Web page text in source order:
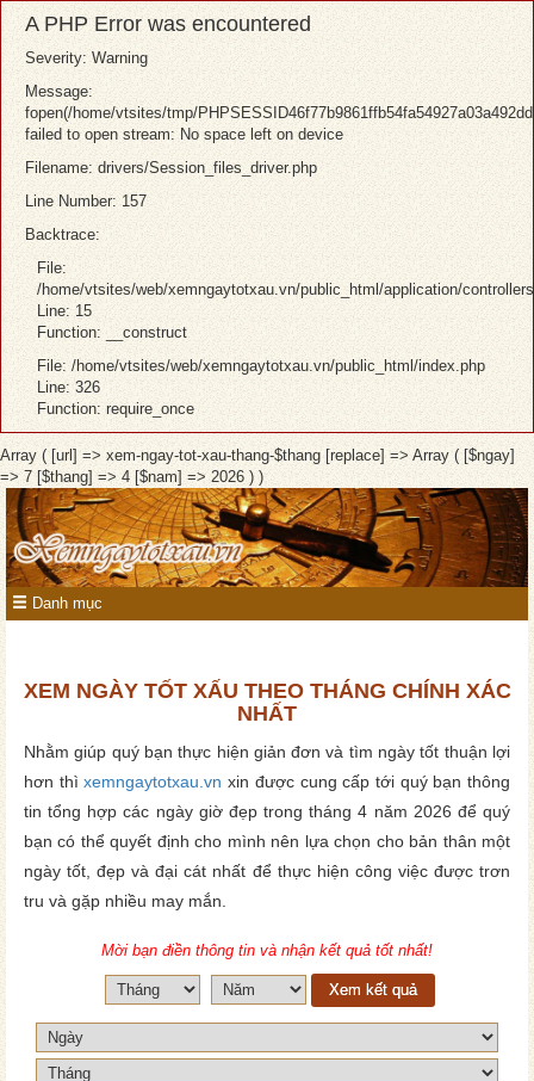
A PHP Error was encountered
Severity: Warning
Message:
fopen(/home/vtsites/tmp/
failed to open stream: No space left on device
Filename: drivers/Session_files_driver.php
Line Number: 157
Backtrace:
File:
/home/vtsites/web/xemngaytotxau.vn/public_html/application/
Line: 15
Function: __construct
File: /home/vtsites/web/xemngaytotxau.vn/public_html/index.php
Line: 326
Function: require_once
Array ( [url] => xem-ngay-tot-xau-thang-$thang [replace] => Array ( [$ngay]
=> 7 [$thang] => 4 [$nam] => 2026 ) )
Danh mục
XEM NGÀY TỐT XẤU THEO THÁNG CHÍNH XÁC
NHẤT
Nhằm giúp quý bạn thực hiện giản đơn và tìm ngày tốt thuận lợi
hơn thìxemngaytotxau.vn xin được cung cấp tới quý bạn thông
tin tổng hợp các ngày giờ đẹp trong tháng 4 năm 2026 để quý
bạn có thể quyết định cho mình nên lựa chọn cho bản thân một
ngày tốt, đẹp và đại cát nhất để thực hiện công việc được trơn
tru và gặp nhiều may mắn.
Mời bạn điền thông tin và nhận kết quả tốt nhất!
Xem kết quả